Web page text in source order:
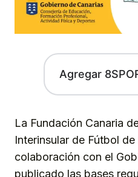
Agregar
La Fundación Canaria
Interinsular de Fútbol
colaboración con el
publicado las bases